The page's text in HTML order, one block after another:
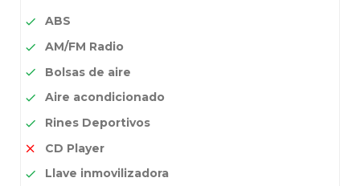
ABS
AM/FM Radio
Bolsas de aire
Aire acondicionado
Rines Deportivos
CD Player
Llave inmovilizadora